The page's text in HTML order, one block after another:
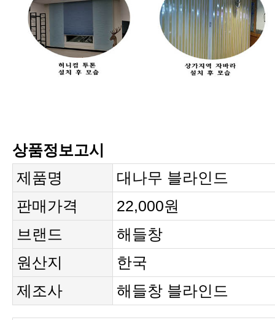
상품정보고시
제품명
대나무 블라인드
판매가격
22,000원
브랜드
해들창
원산지
한국
제조사
해들창 블라인드